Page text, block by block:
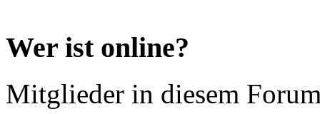
Wer ist online?
Mitglieder in diesem